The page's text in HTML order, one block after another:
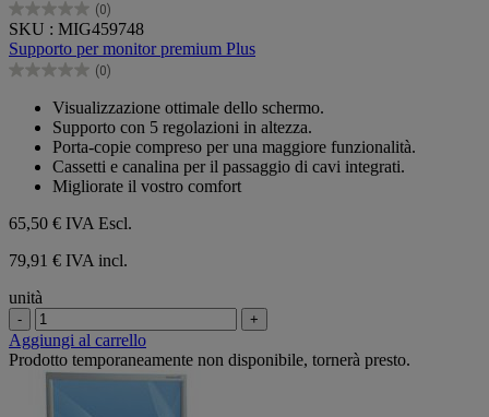
(0)
0.0
su
5
stelle.
SKU : MIG459748
Supporto per monitor premium Plus
(0)
0.0
Visualizzazione ottimale dello schermo.
Supporto con 5 regolazioni in altezza.
Porta-copie compreso per una maggiore funzionalità.
Cassetti e canalina per il passaggio di cavi integrati.
Migliorate il vostro comfort
65,50 € IVA Escl.
79,91 € IVA incl.
unità
- +
Aggiungi al carrello
Prodotto temporaneamente non disponibile, tornerà presto.